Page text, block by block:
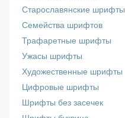
Старославянские шрифты
Семейства шрифтов
Трафаретные шрифты
Ужасы шрифты
Художественные шрифты
Цифровые шрифты
Шрифты без засечек